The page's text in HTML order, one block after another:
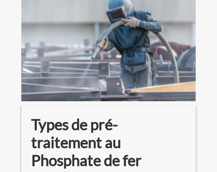
Types de pré-
traitement au
Phosphate de fer